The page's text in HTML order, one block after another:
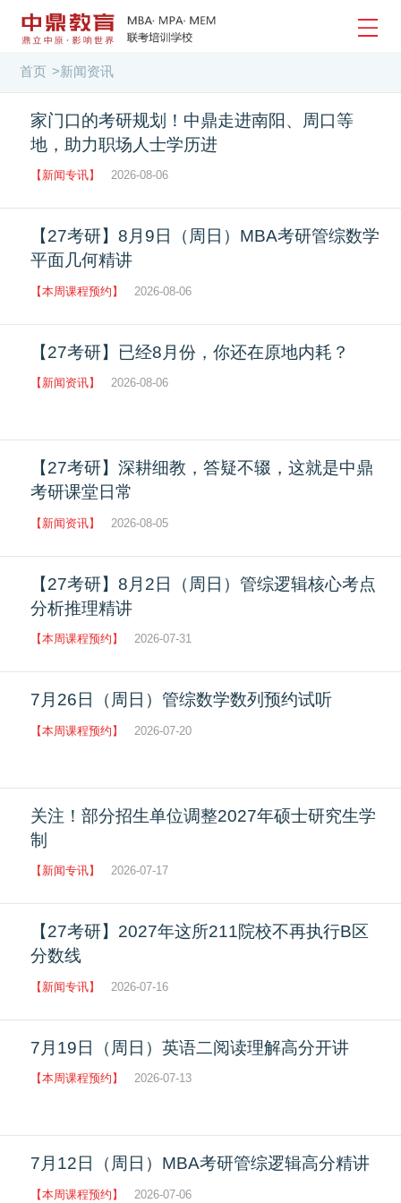
首页 >新闻资讯
家门口的考研规划！中鼎走进南阳、周口等
地，助力职场人士学历进
【新闻专讯】 2026-08-06
【27考研】8月9日（周日）MBA考研管综数学
平面几何精讲
【本周课程预约】 2026-08-06
【27考研】已经8月份，你还在原地内耗？
【新闻资讯】 2026-08-06
【27考研】深耕细教，答疑不辍，这就是中鼎
考研课堂日常
【新闻资讯】 2026-08-05
【27考研】8月2日（周日）管综逻辑核心考点
分析推理精讲
【本周课程预约】 2026-07-31
7月26日（周日）管综数学数列预约试听
【本周课程预约】 2026-07-20
关注！部分招生单位调整2027年硕士研究生学
制
【新闻专讯】 2026-07-17
【27考研】2027年这所211院校不再执行B区
分数线
【新闻专讯】 2026-07-16
7月19日（周日）英语二阅读理解高分开讲
【本周课程预约】 2026-07-13
7月12日（周日）MBA考研管综逻辑高分精讲
【本周课程预约】 2026-07-06